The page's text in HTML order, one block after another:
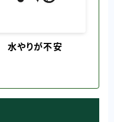
水やりが不安